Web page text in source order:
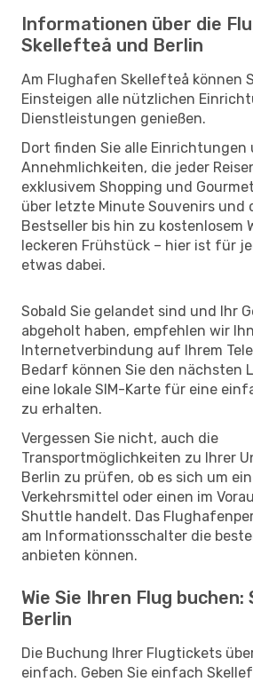
Informationen über die
Skellefteå und Berlin
Am Flughafen Skellefteå können
Einsteigen alle nützlichen
Dienstleistungen genießen.
Dort finden Sie alle Einrichtungen
Annehmlichkeiten, die jeder
exklusivem Shopping und
über letzte Minute Souvenirs und
Bestseller bis hin zu kostenlosem
leckeren Frühstück – hier ist für
etwas dabei.
Sobald Sie gelandet sind und Ihr
abgeholt haben, empfehlen wir
Internetverbindung auf Ihrem
Bedarf können Sie den nächsten
eine lokale SIM-Karte für eine
zu erhalten.
Vergessen Sie nicht, auch die
Transportmöglichkeiten zu Ihrer
Berlin zu prüfen, ob es sich um
Verkehrsmittel oder einen im
Shuttle handelt. Das
am Informationsschalter die
anbieten können.
Wie Sie Ihren Flug
Berlin
Die Buchung Ihrer Flugtickets
einfach. Geben Sie einfach